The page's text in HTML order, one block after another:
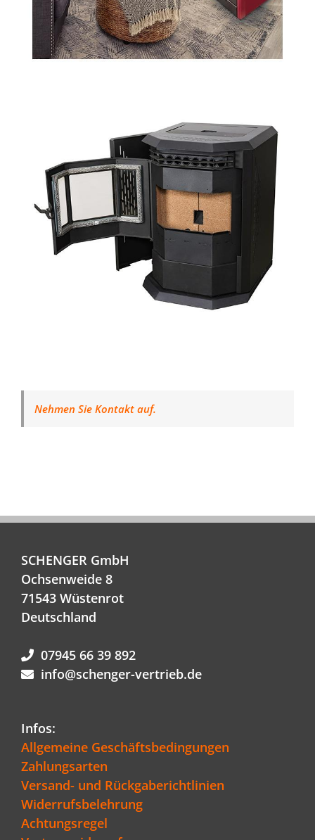
Nehmen Sie Kontakt auf.
SCHENGER GmbH
Ochsenweide 8
71543 Wüstenrot
Deutschland
07945 66 39 892
info@schenger-vertrieb.de
Infos:
Allgemeine Geschäftsbedingungen
Zahlungsarten
Versand- und Rückgaberichtlinien
Widerrufsbelehrung
Achtungsregel